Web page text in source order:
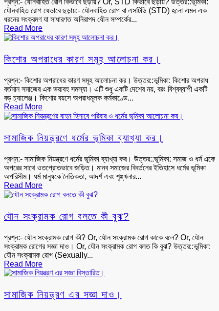
প্রশ্ন:- যৌনবাহিত রোগ কিভাবে ছড়ায়? Or, STD কিভাবে ছড়ায়? উত্তর::ভূমিকা:
যৌনবাহিত রোগ যেভাবে ছড়ায়:- যৌনবাহিত রোগ বা এসটিডি (STD) হলো এমন এক
ধরনের সংক্রমণ যা সাধারণত অনিরাপদ যৌন সম্পর্কের...
Read More
কিশোর অপরাধের কারণ সমূহ আলোচনা কর।
প্রশ্ন:- কিশোর অপরাধের কারণ সমূহ আলোচনা কর। উত্তর::ভূমিকা: কিশোর অপরাধ
বর্তমান সমাজের এক ভয়াবহ সমস্যা। এটি শুধু একটি দেশের নয়, বরং বিশ্বব্যাপী একটি
বড় চ্যালেঞ্জ। কিশোর বয়সে অপরাধমূলক কর্মকাণ্ডে...
Read More
সামাজিক নিয়ন্ত্রণে ধর্মের ভূমিকা ব্যাখ্যা কর।
প্রশ্ন:- সামাজিক নিয়ন্ত্রণে ধর্মের ভূমিকা ব্যাখ্যা কর। উত্তর::ভূমিকা: সমাজ ও ধর্ম একে
অপরের সাথে ওতপ্রোতভাবে জড়িত। মানব সমাজের বিবর্তনের ইতিহাসে ধর্মের ভূমিকা
অপরিসীম। ধর্ম মানুষকে নৈতিকতা, আদর্শ এবং শৃঙ্খলার...
Read More
যৌন সংক্রামক রোগ বলতে কী বুঝ?
প্রশ্ন:- যৌন সংক্রামক রোগ কী? Or, যৌন সংক্রামক রোগ কাকে বলে? Or, যৌন
সংক্রামক রোগের সজ্ঞা দাও। Or, যৌন সংক্রামক রোগ বলত কি বুঝ? উত্তর::ভূমিকা:
যৌন সংক্রামক রোগ (Sexually...
Read More
সামাজিক নিয়ন্ত্রণ এর সজ্ঞা দাও।